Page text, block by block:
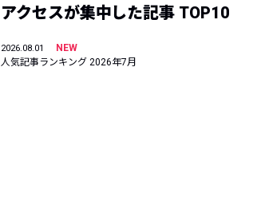
アクセスが集中した記事 TOP10
2026.08.01
NEW
人気記事ランキング 2026年7月